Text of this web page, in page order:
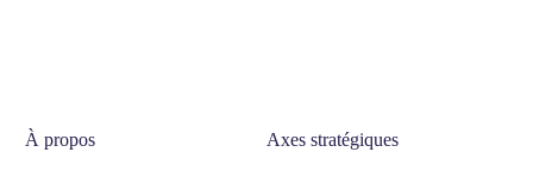
À propos Axes stratégiques